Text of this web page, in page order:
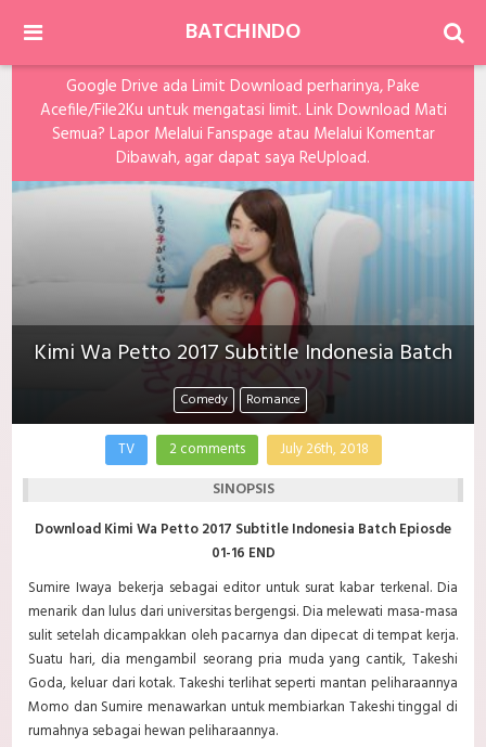
BATCHINDO
Google Drive ada Limit Download perharinya, Pake
Acefile/File2Ku untuk mengatasi limit. Link Download Mati
Semua? Lapor Melalui Fanspage atau Melalui Komentar
Dibawah, agar dapat saya ReUpload.
Kimi Wa Petto 2017 Subtitle Indonesia Batch
Comedy Romance
TV 2 comments July 26th, 2018
SINOPSIS
Download Kimi Wa Petto 2017 Subtitle Indonesia Batch Epiosde
01-16 END
Sumire Iwaya bekerja sebagai editor untuk surat kabar terkenal. Dia
menarik dan lulus dari universitas bergengsi. Dia melewati masa-masa
sulit setelah dicampakkan oleh pacarnya dan dipecat di tempat kerja.
Suatu hari, dia mengambil seorang pria muda yang cantik, Takeshi
Goda, keluar dari kotak. Takeshi terlihat seperti mantan peliharaannya
Momo dan Sumire menawarkan untuk membiarkan Takeshi tinggal di
rumahnya sebagai hewan peliharaannya.